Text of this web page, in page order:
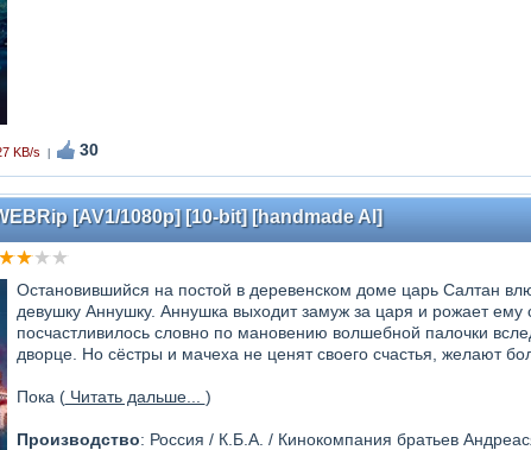
KB/s 30
[AV1/1080p] [10-bit] [handmade AI]
Остановившийся на постой в деревенском доме царь Салтан
девушку Аннушку. Аннушка выходит замуж за царя и рожает
посчастливилось словно по мановению волшебной палочки
дворце. Но сёстры и мачеха не ценят своего счастья, желают
Пока (Читать дальше... )
Производство: Россия / К.Б.А. / Кинокомпания братьев